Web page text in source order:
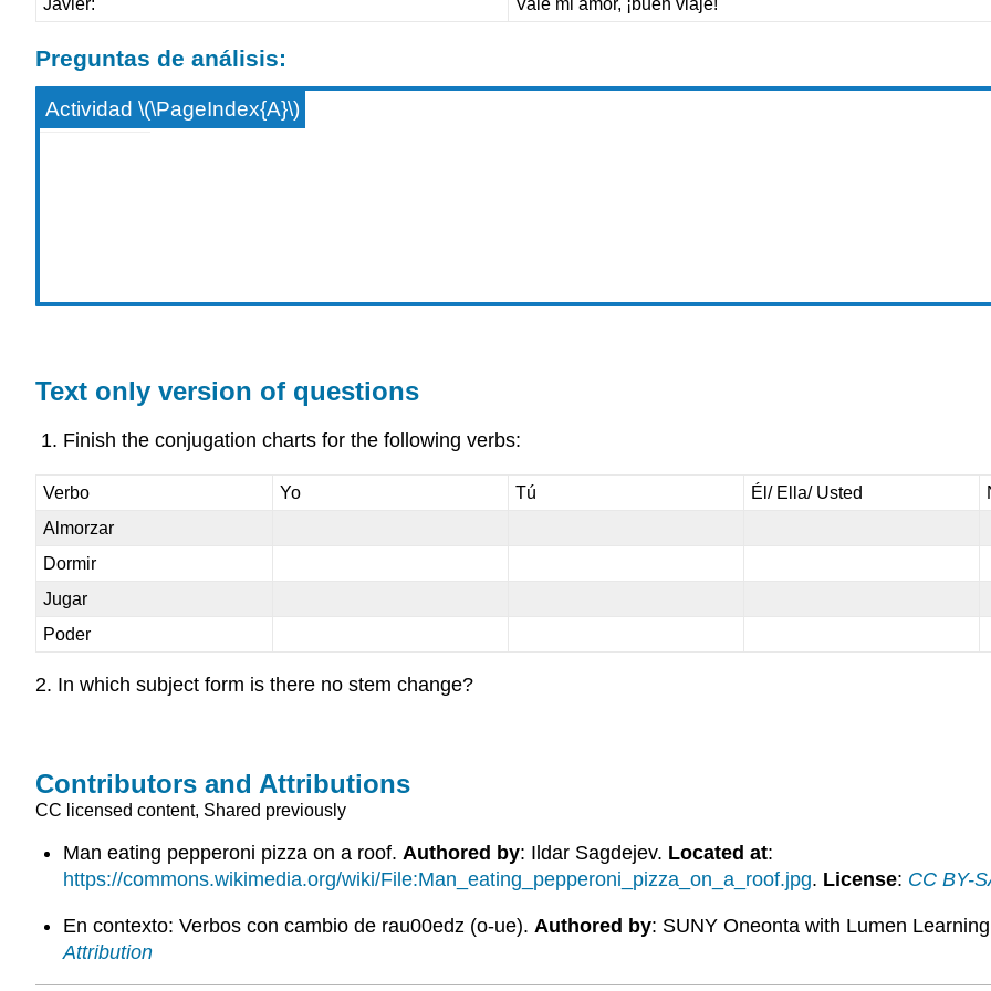
Javier:
Vale mi amor, ¡buen viaje!
Preguntas de análisis:
Actividad \(\PageIndex{A}\)
Text only version of questions
Finish the conjugation charts for the following verbs:
Verbo Yo Tú Él/ Ella/ Usted
Almorzar
Dormir
Jugar
Poder
2. In which subject form is there no stem change?
Contributors and Attributions
CC licensed content, Shared previously
Man eating pepperoni pizza on a roof. Authored by: Ildar Sagdejev. Located at:
https://commons.wikimedia.org/wiki/File:Man_eating_pepperoni_pizza_on_a_roof.jpg. License: CC BY-
En contexto: Verbos con cambio de rau00edz (o-ue). Authored by: SUNY Oneonta with Lumen
Attribution